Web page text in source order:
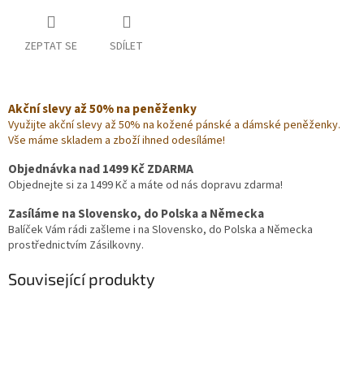
ZEPTAT SE SDÍLET
Akční slevy až 50% na peněženky
Využijte akční slevy až 50% na kožené pánské a dámské peněženky.
Vše máme skladem a zboží ihned odesíláme!
Objednávka nad 1499 Kč ZDARMA
Objednejte si za 1499 Kč a máte od nás dopravu zdarma!
Zasíláme na Slovensko, do Polska a Německa
Balíček Vám rádi zašleme i na Slovensko, do Polska a Německa
prostřednictvím Zásilkovny.
Související produkty